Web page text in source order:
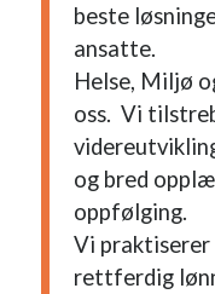
beste
ansatte.
Helse, Miljø
oss. Vi
og bred
oppfølging.
Vi praktiserer
rettferdig